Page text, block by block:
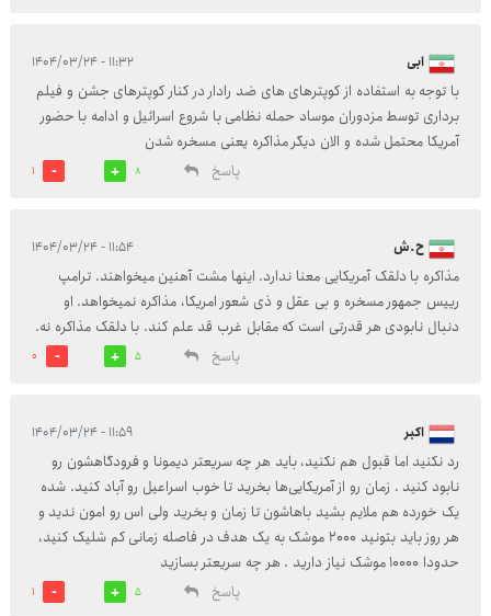
ابی ۱۱:۳۲ - ۱۴۰۴/۰۳/۲۴
با توجه به استفاده از کوپترهای های ضد رادار در کنار کوپترهای جشن و فیلم
برداری توسط مزدوران موساد حمله نظامی با شروع اسرائیل و ادامه با حضور
آمریکا محتمل شده و الان دیگر مذاکره یعنی مسخره شدن
پاسخ
8
1
ح.ش ۱۱:۵۴ - ۱۴۰۴/۰۳/۲۴
مذاکره با دلقک آمریکایی معنا ندارد. اینها مشت آهنین میخواهند. ترامپ
رییس جمهور مسخره و بی عقل و ذی شعور امریکا، مذاکره نمیخواهد. او
دنبال نابودی هر قدرتی است که مقابل غرب قد علم کند. با دلقک مذاکره نه.
پاسخ
5
0
اکبر ۱۱:۵۹ - ۱۴۰۴/۰۳/۲۴
رد نکنید اما قبول هم نکنید، باید هر چه سریعتر دیمونا و فرودگاهشون رو
نابود کنید . زمان رو از آمریکایی‌ها بخرید تا خوب اسراعیل رو آباد کنید. شده
یک خورده هم ملایم بشید باهاشون تا زمان و بخرید ولی اس رو امون ندید و
هر روز باید بتونید ۲۰۰۰ موشک به یک هدف در فاصله زمانی کم شلیک کنید،
حدودا ۱۰۰۰۰ موشک نیاز دارید . هر چه سریعتر بسازید
پاسخ
5
1